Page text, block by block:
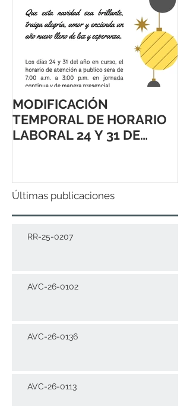
MODIFICACIÓN
TEMPORAL DE HORARIO
LABORAL 24 Y 31 DE
Últimas publicaciones
RR-25-0207
AVC-26-0102
AVC-26-0136
AVC-26-0113